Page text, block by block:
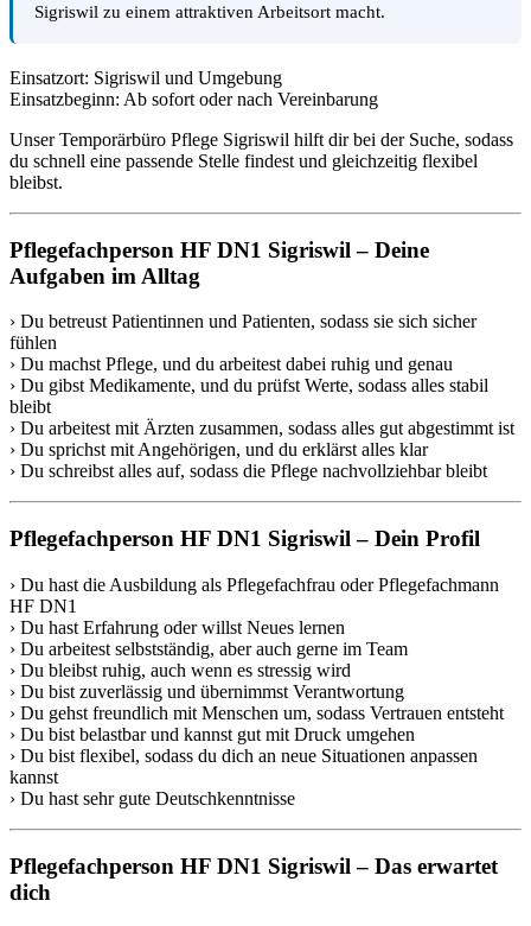
Sigriswil zu einem attraktiven Arbeitsort macht.
Einsatzort: Sigriswil und Umgebung
Einsatzbeginn: Ab sofort oder nach Vereinbarung
Unser Temporärbüro Pflege Sigriswil hilft dir bei der Suche, sodass
du schnell eine passende Stelle findest und gleichzeitig flexibel
bleibst.
Pflegefachperson HF DN1 Sigriswil – Deine
Aufgaben im Alltag
› Du betreust Patientinnen und Patienten, sodass sie sich sicher
fühlen
› Du machst Pflege, und du arbeitest dabei ruhig und genau
› Du gibst Medikamente, und du prüfst Werte, sodass alles stabil
bleibt
› Du arbeitest mit Ärzten zusammen, sodass alles gut abgestimmt ist
› Du sprichst mit Angehörigen, und du erklärst alles klar
› Du schreibst alles auf, sodass die Pflege nachvollziehbar bleibt
Pflegefachperson HF DN1 Sigriswil – Dein Profil
› Du hast die Ausbildung als Pflegefachfrau oder Pflegefachmann
HF DN1
› Du hast Erfahrung oder willst Neues lernen
› Du arbeitest selbstständig, aber auch gerne im Team
› Du bleibst ruhig, auch wenn es stressig wird
› Du bist zuverlässig und übernimmst Verantwortung
› Du gehst freundlich mit Menschen um, sodass Vertrauen entsteht
› Du bist belastbar und kannst gut mit Druck umgehen
› Du bist flexibel, sodass du dich an neue Situationen anpassen
kannst
› Du hast sehr gute Deutschkenntnisse
Pflegefachperson HF DN1 Sigriswil – Das erwartet
dich